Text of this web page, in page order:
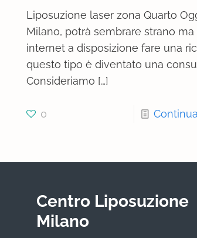
Liposuzione laser zona Quarto
Milano, potrà sembrare strano
internet a disposizione fare una
questo tipo è diventato una
Consideriamo […]
0
Centro Liposuzione
Milano